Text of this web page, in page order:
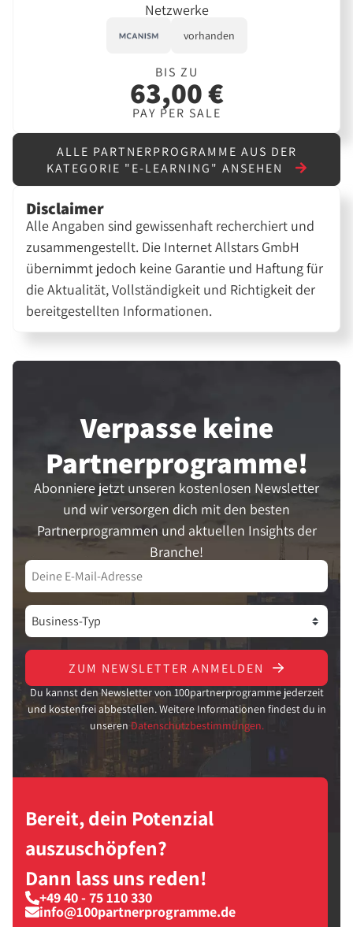
Netzwerke
vorhanden
BIS ZU
63,00 €
PAY PER SALE
ALLE PARTNERPROGRAMME AUS DER
KATEGORIE "E-LEARNING" ANSEHEN
Disclaimer
Alle Angaben sind gewissenhaft recherchiert und
zusammengestellt. Die Internet Allstars GmbH
übernimmt jedoch keine Garantie und Haftung für
die Aktualität, Vollständigkeit und Richtigkeit der
bereitgestellten Informationen.
Verpasse keine
Partner­programme!
Abonniere jetzt unseren kostenlosen Newsletter
und wir versorgen dich mit den besten
Partnerprogrammen und aktuellen Insights der
Branche!
ZUM NEWSLETTER ANMELDEN
Du kannst den Newsletter von 100partnerprogramme jederzeit
und kostenfrei abbestellen. Weitere Informationen findest du in
unseren Datenschutzbestimmungen.
Bereit, dein Potenzial
auszuschöpfen?
Dann lass uns reden!
+49 40 - 75 110 330
info@100partnerprogramme.de